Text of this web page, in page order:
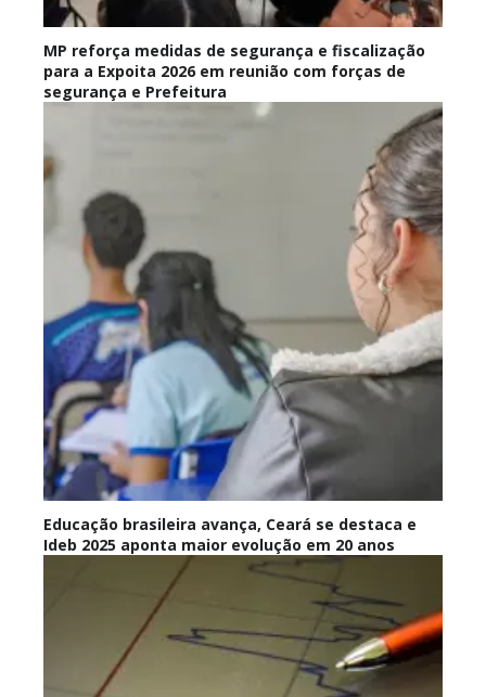
MP reforça medidas de segurança e fiscalização
para a Expoita 2026 em reunião com forças de
segurança e Prefeitura
Educação brasileira avança, Ceará se destaca e
Ideb 2025 aponta maior evolução em 20 anos